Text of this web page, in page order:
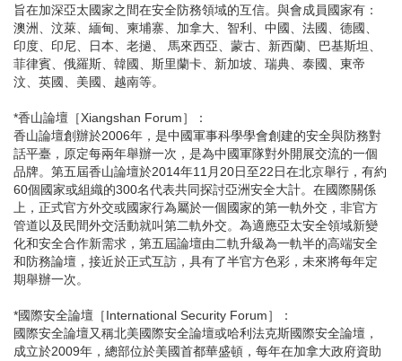
旨在加深亞太國家之間在安全防務領域的互信。與會成員國家有：
澳洲、汶萊、緬甸、柬埔寨、加拿大、智利、中國、法國、德國、
印度、印尼、日本、老撾、 馬來西亞、蒙古、新西蘭、巴基斯坦、
菲律賓、俄羅斯、韓國、斯里蘭卡、新加坡、瑞典、泰國、東帝
汶、英國、美國、越南等。
*香山論壇［Xiangshan Forum］：
香山論壇創辦於2006年，是中國軍事科學學會創建的安全與防務對
話平臺，原定每兩年舉辦一次，是為中國軍隊對外開展交流的一個
品牌。第五屆香山論壇於2014年11月20日至22日在北京舉行，有約
60個國家或組織的300名代表共同探討亞洲安全大計。在國際關係
上，正式官方外交或國家行為屬於一個國家的第一軌外交，非官方
管道以及民間外交活動就叫第二軌外交。為適應亞太安全領域新變
化和安全合作新需求，第五屆論壇由二軌升級為一軌半的高端安全
和防務論壇，接近於正式互訪，具有了半官方色彩，未來將每年定
期舉辦一次。
*國際安全論壇［International Security Forum］：
國際安全論壇又稱北美國際安全論壇或哈利法克斯國際安全論壇，
成立於2009年，總部位於美國首都華盛頓，每年在加拿大政府資助